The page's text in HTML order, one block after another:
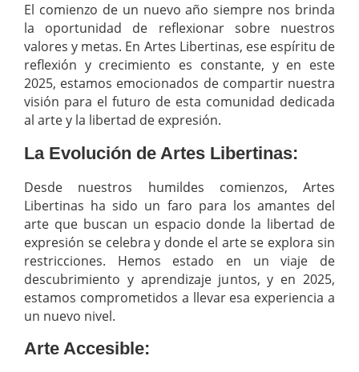
El comienzo de un nuevo año siempre nos brinda
la oportunidad de reflexionar sobre nuestros
valores y metas. En Artes Libertinas, ese espíritu de
reflexión y crecimiento es constante, y en este
2025, estamos emocionados de compartir nuestra
visión para el futuro de esta comunidad dedicada
al arte y la libertad de expresión.
La Evolución de Artes Libertinas:
Desde nuestros humildes comienzos, Artes
Libertinas ha sido un faro para los amantes del
arte que buscan un espacio donde la libertad de
expresión se celebra y donde el arte se explora sin
restricciones. Hemos estado en un viaje de
descubrimiento y aprendizaje juntos, y en 2025,
estamos comprometidos a llevar esa experiencia a
un nuevo nivel.
Arte Accesible: